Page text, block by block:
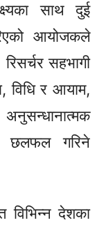
साथ दुई
आयोजकले
रिसर्चर सहभागी
विधि र आयाम,
अनुसन्धानात्मक
गरिने
देशका